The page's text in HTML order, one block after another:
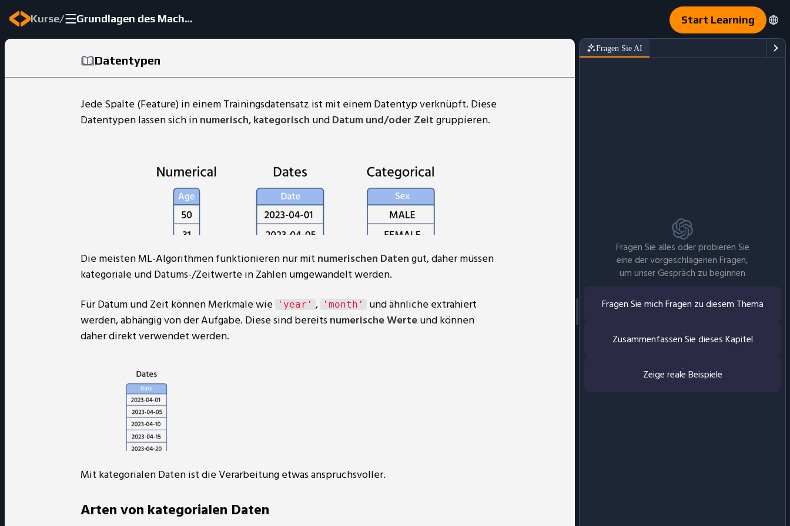
Kurse/ Grundlagen des Machine Learning Start Learning
Datentypen
Jede Spalte (Feature) in einem Trainingsdatensatz ist mit einem Datentyp verknüpft. Diese
Datentypen lassen sich innumerisch,kategorisch undDatum und/oder Zeitgruppieren.
Die meisten ML-Algorithmen funktionieren nur mit numerischen Datengut, daher müssen
kategoriale und Datums-/Zeitwerte in Zahlen umgewandelt werden.
Für Datum und Zeit können Merkmale wie
'year' , 'month'
und ähnliche extrahiert
werden, abhängig von der Aufgabe. Diese sind bereits numerische Werteund können
daher direkt verwendet werden.
Mit kategorialen Daten ist die Verarbeitung etwas anspruchsvoller.
Arten von kategorialen Daten
Fragen Sie AI
Fragen Sie alles oder probieren Sie
eine der vorgeschlagenen Fragen,
um unser Gespräch zu beginnen
Fragen Sie mich Fragen zu diesem Thema
Zusammenfassen Sie dieses Kapitel
Zeige reale Beispiele